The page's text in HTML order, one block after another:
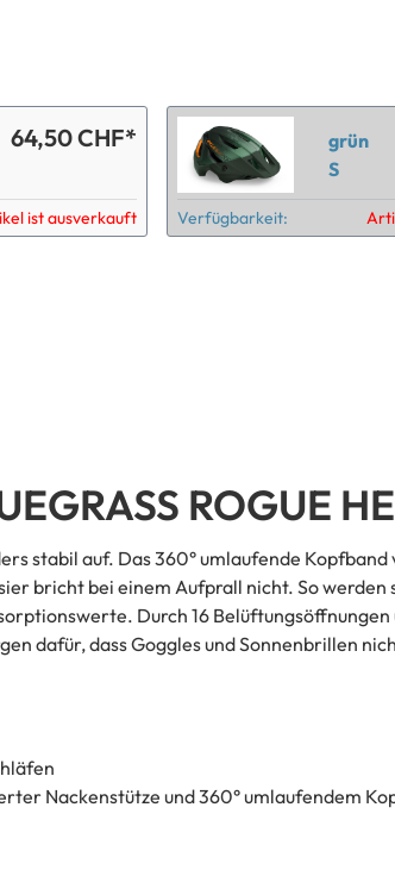
64,50 CHF*
ist ausverkauft
grün
S
Verfügbarkeit:
ROGUE
stabil auf. Das 360° umlaufende
bricht bei einem Aufprall nicht. So
Durch 16
dafür, dass Goggles und Sonnenbrillen
Nackenstütze und 360° umlaufendem